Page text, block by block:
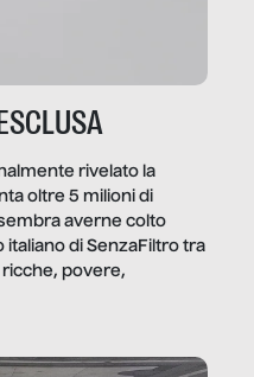
rivelato la
oltre 5 milioni di
averne colto
italiano di SenzaFiltro tra
ricche, povere,